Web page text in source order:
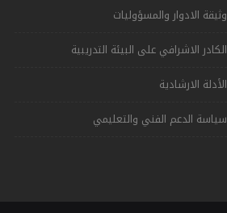
وثيقة الادوار والمسؤوليات
الكادر الاشرافي على البيئة التدريبية
الأدلة الارشادية
سياسة الدعم الفني والتعليمي